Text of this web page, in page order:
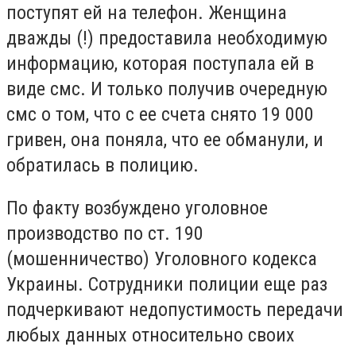
поступят ей на телефон. Женщина
дважды (!) предоставила необходимую
информацию, которая поступала ей в
виде смс. И только получив очередную
смс о том, что с ее счета снято 19 000
гривен, она поняла, что ее обманули, и
обратилась в полицию.
По факту возбуждено уголовное
производство по ст. 190
(мошенничество) Уголовного кодекса
Украины. Сотрудники полиции еще раз
подчеркивают недопустимость передачи
любых данных относительно своих